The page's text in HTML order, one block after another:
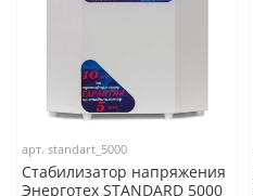
арт.standart_5000
Стабилизатор напряжения
Энерготех STANDARD 5000